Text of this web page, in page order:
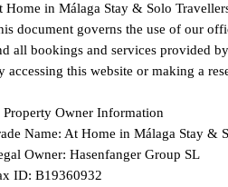
Home in Málaga Stay & Solo
document governs the use of our
all bookings and services provided
accessing this website or making a
Property Owner Information
Name: At Home in Málaga Stay &
Owner: Hasenfanger Group SL
ID: B19360932